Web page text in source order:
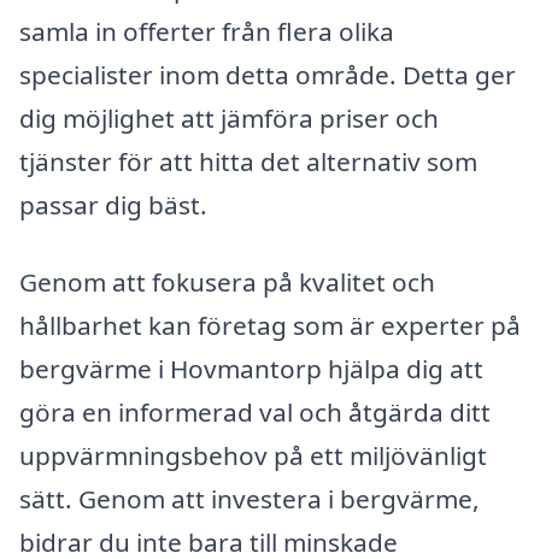
samla in offerter från flera olika
specialister inom detta område. Detta ger
dig möjlighet att jämföra priser och
tjänster för att hitta det alternativ som
passar dig bäst.
Genom att fokusera på kvalitet och
hållbarhet kan företag som är experter på
bergvärme i Hovmantorp hjälpa dig att
göra en informerad val och åtgärda ditt
uppvärmningsbehov på ett miljövänligt
sätt. Genom att investera i bergvärme,
bidrar du inte bara till minskade